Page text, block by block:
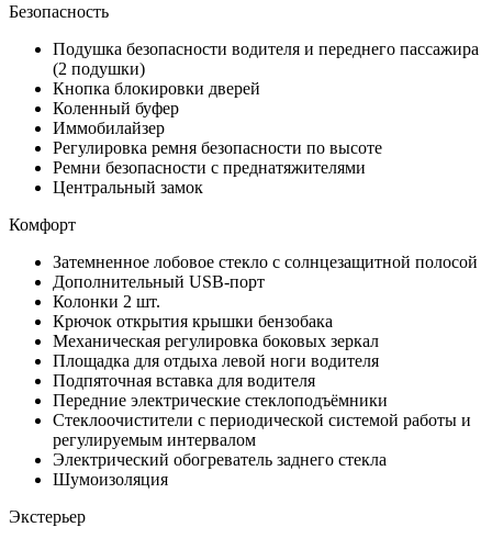
Безопасность
Подушка безопасности водителя и переднего пассажира
(2 подушки)
Кнопка блокировки дверей
Коленный буфер
Иммобилайзер
Регулировка ремня безопасности по высоте
Ремни безопасности с преднатяжителями
Центральный замок
Комфорт
Затемненное лобовое стекло с солнцезащитной полосой
Дополнительный USB-порт
Колонки 2 шт.
Крючок открытия крышки бензобака
Механическая регулировка боковых зеркал
Площадка для отдыха левой ноги водителя
Подпяточная вставка для водителя
Передние электрические стеклоподъёмники
Стеклоочистители с периодической системой работы и
регулируемым интервалом
Электрический обогреватель заднего стекла
Шумоизоляция
Экстерьер